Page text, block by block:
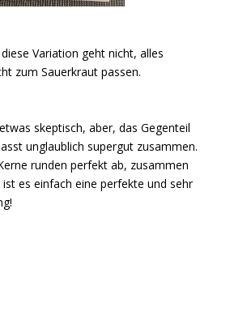
Variation geht nicht, alles
zum Sauerkraut passen.
skeptisch, aber, das Gegenteil
unglaublich supergut zusammen.
runden perfekt ab, zusammen
es einfach eine perfekte und sehr